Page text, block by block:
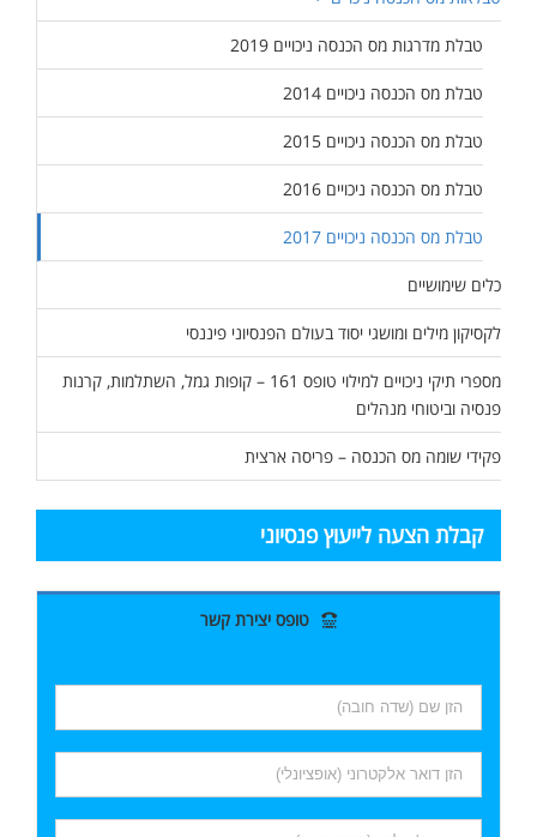
טבלת מדרגות מס הכנסה ניכויים 2019
טבלת מס הכנסה ניכויים 2014
טבלת מס הכנסה ניכויים 2015
טבלת מס הכנסה ניכויים 2016
טבלת מס הכנסה ניכויים 2017
כלים שימושיים
לקסיקון מילים ומושגי יסוד בעולם הפנסיוני פיננסי
מספרי תיקי ניכויים למילוי טופס 161 – קופות גמל, השתלמות, קרנות
פנסיה וביטוחי מנהלים
פקידי שומה מס הכנסה – פריסה ארצית
קבלת הצעה לייעוץ פנסיוני
טופס יצירת קשר